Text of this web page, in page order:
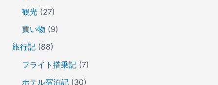
観光(27)
買い物 (9)
旅行記(88)
フライト搭乗記(7)
ホテル宿泊記(30)